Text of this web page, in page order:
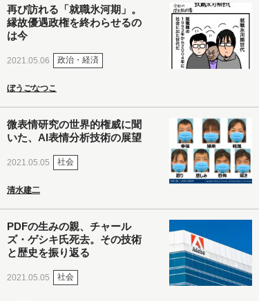
再び訪れる「就職氷河期」。
縁故優遇政権を終わらせるの
は今
2021.05.06 政治・経済
ぼうごなつこ
微表情研究の世界的権威に聞
いた、AI表情分析技術の展望
2021.05.05 社会
清水建二
PDFの生みの親、チャール
ズ・ゲシキ氏死去。その技術
と歴史を振り返る
2021.05.05 社会